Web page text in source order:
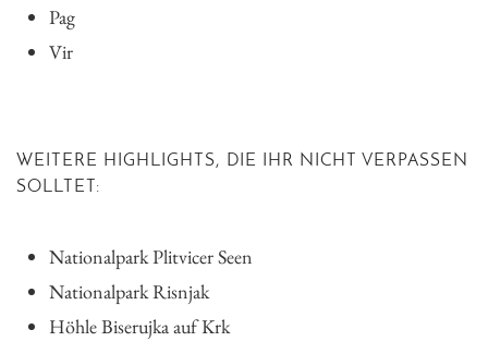
Pag
Vir
WEITERE HIGHLIGHTS, DIE IHR NICHT VERPASSEN
SOLLTET:
Nationalpark Plitvicer Seen
Nationalpark Risnjak
Höhle Biserujka auf Krk